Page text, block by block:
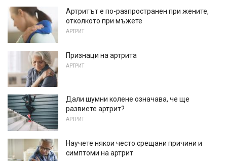
Артритът е по-разпространен при жените,
отколкото при мъжете
АРТРИТ
Признаци на артрита
АРТРИТ
Дали шумни колене означава, че ще
развиете артрит?
АРТРИТ
Научете някои често срещани причини и
симптоми на артрит